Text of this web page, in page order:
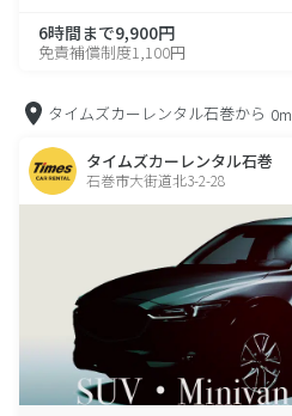
6時間まで9,900円
免責補償制度1,100円
タイムズカーレンタル石巻から 0m
タイムズカーレンタル石巻
石巻市大街道北3-2-28